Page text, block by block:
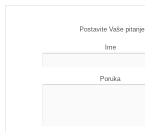
Postavite Vaše pitanje
Ime
Poruka